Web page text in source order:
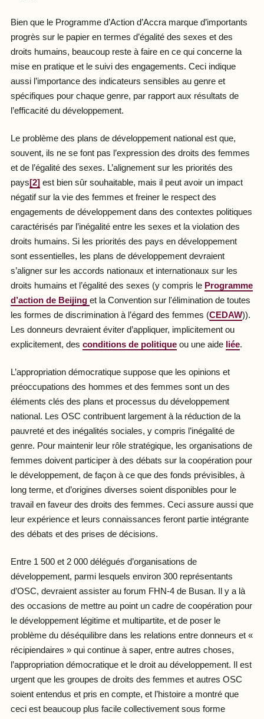
Bien que le Programme d’Action d’Accra marque d’importants
progrès sur le papier en termes d’égalité des sexes et des
droits humains, beaucoup reste à faire en ce qui concerne la
mise en pratique et le suivi des engagements. Ceci indique
aussi l’importance des indicateurs sensibles au genre et
spécifiques pour chaque genre, par rapport aux résultats de
l’efficacité du développement.
Le problème des plans de développement national est que,
souvent, ils ne se font pas l’expression des droits des femmes
et de l’égalité des sexes. L’alignement sur les priorités des
pays[2] est bien sûr souhaitable, mais il peut avoir un impact
négatif sur la vie des femmes et freiner le respect des
engagements de développement dans des contextes politiques
caractérisés par l’inégalité entre les sexes et la violation des
droits humains. Si les priorités des pays en développement
sont essentielles, les plans de développement devraient
s’aligner sur les accords nationaux et internationaux sur les
droits humains et l’égalité des sexes (y compris le Programme
d’action de Beijing et la Convention sur l'élimination de toutes
les formes de discrimination à l’égard des femmes (CEDAW)).
Les donneurs devraient éviter d’appliquer, implicitement ou
explicitement, des conditions de politiqueou une aide liée.
L’appropriation démocratique suppose que les opinions et
préoccupations des hommes et des femmes sont un des
éléments clés des plans et processus du développement
national. Les OSC contribuent largement à la réduction de la
pauvreté et des inégalités sociales, y compris l’inégalité de
genre. Pour maintenir leur rôle stratégique, les organisations de
femmes doivent participer à des débats sur la coopération pour
le développement, de façon à ce que des fonds prévisibles, à
long terme, et d’origines diverses soient disponibles pour le
travail en faveur des droits des femmes. Ceci assure aussi que
leur expérience et leurs connaissances feront partie intégrante
des débats et des prises de décisions.
Entre 1 500 et 2 000 délégués d’organisations de
développement, parmi lesquels environ 300 représentants
d’OSC, devraient assister au forum FHN-4 de Busan. Il y a là
des occasions de mettre au point un cadre de coopération pour
le développement légitime et multipartite, et de poser le
problème du déséquilibre dans les relations entre donneurs et «
récipiendaires » qui continue à saper, entre autres choses,
l’appropriation démocratique et le droit au développement. Il est
urgent que les groupes de droits des femmes et autres OSC
soient entendus et pris en compte, et l’histoire a montré que
ceci est beaucoup plus facile collectivement sous forme